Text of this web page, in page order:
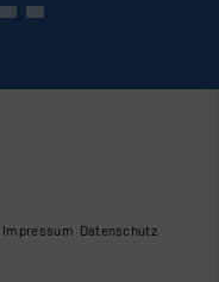
Impressum Datenschutz